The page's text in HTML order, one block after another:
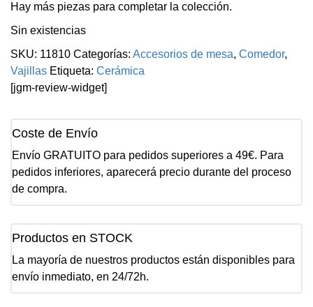
Hay más piezas para completar la colección.
Sin existencias
SKU: 11810 Categorías: Accesorios de mesa, Comedor,
Vajillas Etiqueta: Cerámica
[jgm-review-widget]
Coste de Envío
Envío GRATUITO para pedidos superiores a 49€. Para
pedidos inferiores, aparecerá precio durante del proceso
de compra.
Productos en STOCK
La mayoría de nuestros productos están disponibles para
envío inmediato, en 24/72h.